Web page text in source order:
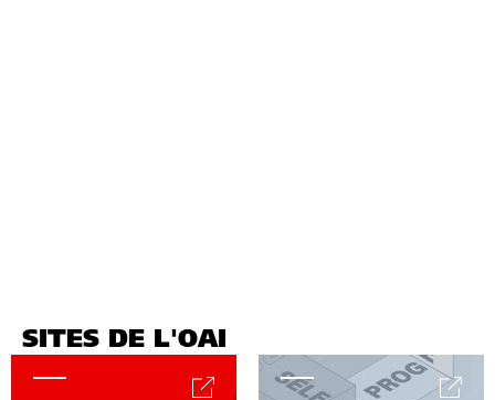
SITES DE L'OAI